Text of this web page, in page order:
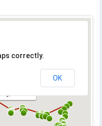
correctly.
OK